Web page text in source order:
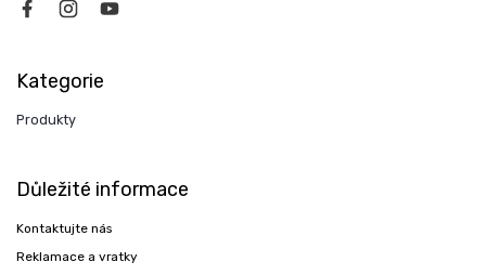
Kategorie
Produkty
Důležité informace
Kontaktujte nás
Reklamace a vratky